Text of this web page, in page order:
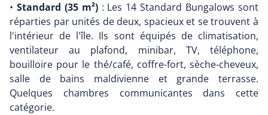
• Standard (35 m²): Les 14 Standard Bungalows sont
réparties par unités de deux, spacieux et se trouvent à
l'intérieur de l'île. Ils sont équipés de climatisation,
ventilateur au plafond, minibar, TV, téléphone,
bouilloire pour le thé/café, coffre-fort, sèche-cheveux,
salle de bains maldivienne et grande terrasse.
Quelques chambres communicantes dans cette
catégorie.